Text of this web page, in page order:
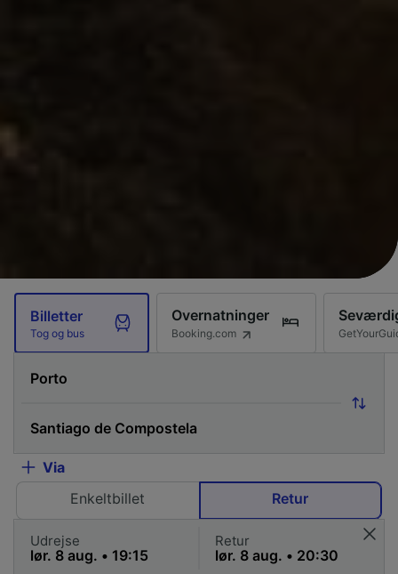
Billetter
Tog og bus
Overnatninger
Booking.com
Via
Enkeltbillet
Retur
Udrejse Retur